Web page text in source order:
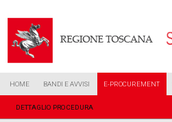
HOME BANDI E AVVISI E-PROCUREMENT
DETTAGLIO PROCEDURA